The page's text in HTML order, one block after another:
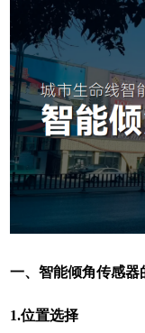
一、智能倾角传感器
1.位置选择